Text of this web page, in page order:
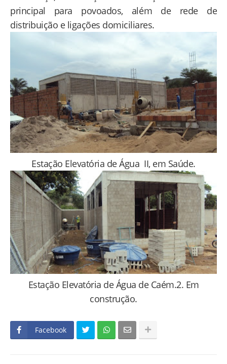
principal para povoados, além de rede de
distribuição e ligações domiciliares.
Estação Elevatória de Água II, em Saúde.
Estação Elevatória de Água de Caém.2. Em
construção.
Facebook